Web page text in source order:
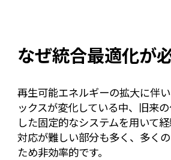
なぜ統合最適化が
再生可能エネルギーの拡大に伴
ックスが変化している中、旧来
した固定的なシステムを用いて
対応が難しい部分も多く、多く
ため非効率的です。